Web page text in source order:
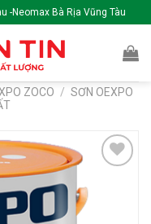
-Neomax Bà Rịa Vũng Tàu
ZOCO / SƠN OEXPO